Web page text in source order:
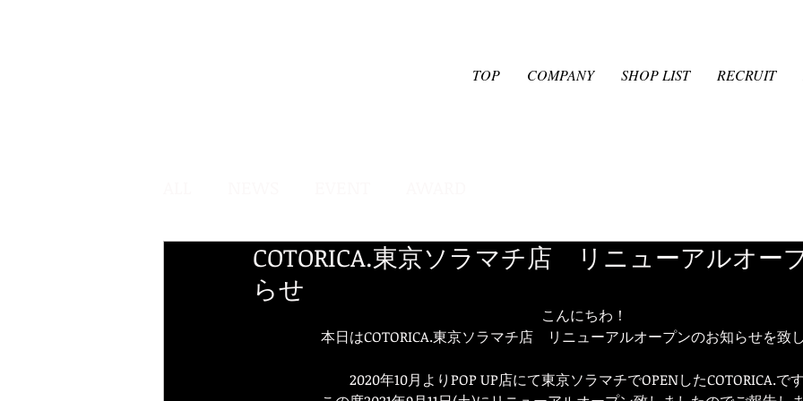
TOP COMPANY SHOP LIST RECRUIT
COTORICA.東京ソラマチ店 リニューアルオー
らせ
こんにちわ！
本日はCOTORICA.東京ソラマチ店　リニューアルオープンのお知らせを致
2020年10月よりPOP UP店にて東京ソラマチでOPENしたCOTORICA.で